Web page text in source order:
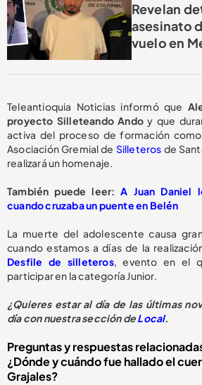
Revelan
asesinato
vuelo en
Teleantioquia Noticias informó que
proyecto Silleteando Ando y que
activa del proceso de formación
Asociación Gremial de Silleteros de
realizará un homenaje.
También puede leer:A Juan Daniel
cuando cruzaba un puente en Belén
La muerte del adolescente causa
cuando estamos a días de la
Desfile de silleteros, evento en el
participar en la categoría Junior.
¿Quieres estar al día de las últimas
día con nuestra sección deLocal.
Preguntas y respuestas
¿Dónde y cuándo fue hallado el
Grajales?